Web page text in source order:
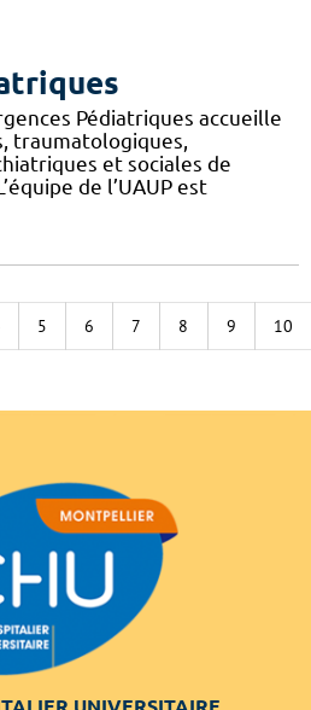
Pédiatriques accueille
traumatologiques,
et sociales de
de l’UAUP est
5 6 7 8 9 10